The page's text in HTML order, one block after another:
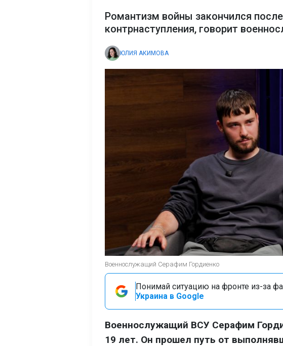
Романтизм войны закончился
контрнаступления, говорит
ЮЛИЯ АКИМОВА
Военнослужащий Серафим Гордиенко
Понимай ситуацию на фронте из-за
Украина в Google
Военнослужащий ВСУ Серафим
19 лет. Он прошел путь от